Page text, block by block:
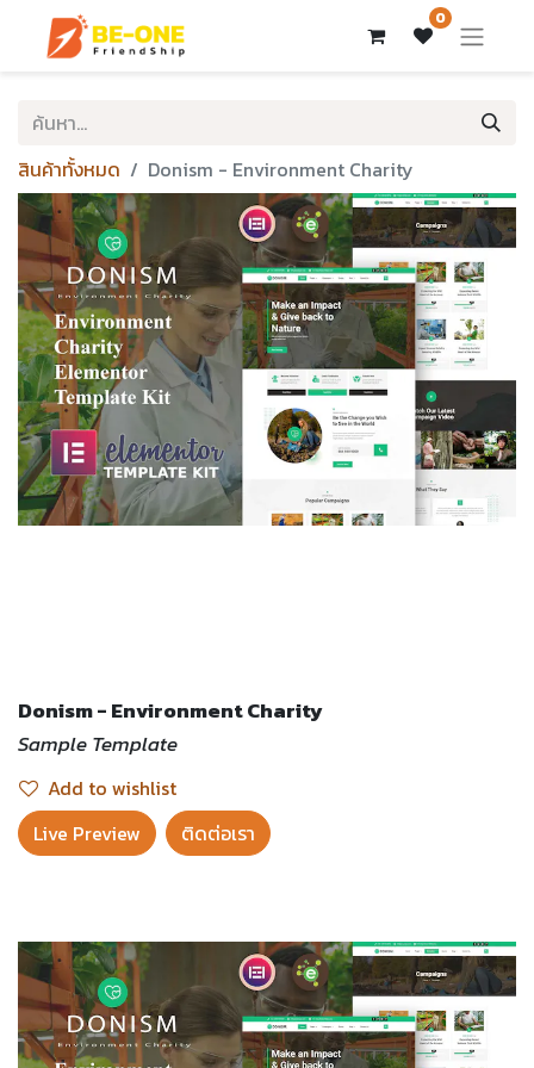
0
สินค้าทั้งหมด Donism - Environment Charity
Donism - Environment Charity
Sample Template
Add to wishlist
Live Preview​
ติดต่อเรา